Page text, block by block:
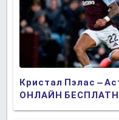
Кристал Пэлас –
ОНЛАЙН
ТРАНСЛЯЦИЯ)